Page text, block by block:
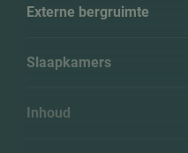
Externe bergruimte
Slaapkamers
Inhoud